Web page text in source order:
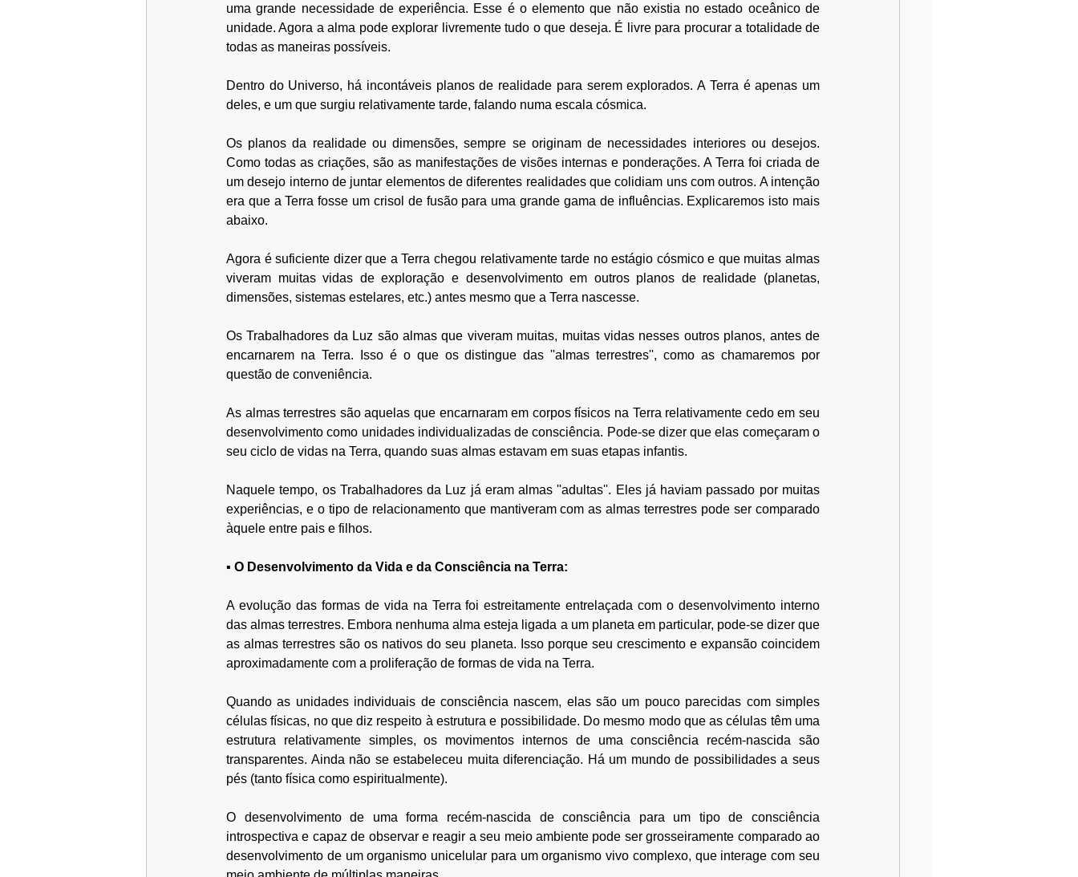
uma grande necessidade de experiência. Esse é o elemento que não existia no estado oceânico de
unidade. Agora a alma pode explorar livremente tudo o que deseja. É livre para procurar a totalidade de
todas as maneiras possíveis.
Dentro do Universo, há incontáveis planos de realidade para serem explorados. A Terra é apenas um
deles, e um que surgiu relativamente tarde, falando numa escala cósmica.
Os planos da realidade ou dimensões, sempre se originam de necessidades interiores ou desejos.
Como todas as criações, são as manifestações de visões internas e ponderações. A Terra foi criada de
um desejo interno de juntar elementos de diferentes realidades que colidiam uns com outros. A intenção
era que a Terra fosse um crisol de fusão para uma grande gama de influências. Explicaremos isto mais
abaixo.
Agora é suficiente dizer que a Terra chegou relativamente tarde no estágio cósmico e que muitas almas
viveram muitas vidas de exploração e desenvolvimento em outros planos de realidade (planetas,
dimensões, sistemas estelares, etc.) antes mesmo que a Terra nascesse.
Os Trabalhadores da Luz são almas que viveram muitas, muitas vidas nesses outros planos, antes de
encarnarem na Terra. Isso é o que os distingue das ''almas terrestres'', como as chamaremos por
questão de conveniência.
As almas terrestres são aquelas que encarnaram em corpos físicos na Terra relativamente cedo em seu
desenvolvimento como unidades individualizadas de consciência. Pode-se dizer que elas começaram o
seu ciclo de vidas na Terra, quando suas almas estavam em suas etapas infantis.
Naquele tempo, os Trabalhadores da Luz já eram almas ''adultas''. Eles já haviam passado por muitas
experiências, e o tipo de relacionamento que mantiveram com as almas terrestres pode ser comparado
àquele entre pais e filhos.
▪ O Desenvolvimento da Vida e da Consciência na Terra:
A evolução das formas de vida na Terra foi estreitamente entrelaçada com o desenvolvimento interno
das almas terrestres. Embora nenhuma alma esteja ligada a um planeta em particular, pode-se dizer que
as almas terrestres são os nativos do seu planeta. Isso porque seu crescimento e expansão coincidem
aproximadamente com a proliferação de formas de vida na Terra.
Quando as unidades individuais de consciência nascem, elas são um pouco parecidas com simples
células físicas, no que diz respeito à estrutura e possibilidade. Do mesmo modo que as células têm uma
estrutura relativamente simples, os movimentos internos de uma consciência recém-nascida são
transparentes. Ainda não se estabeleceu muita diferenciação. Há um mundo de possibilidades a seus
pés (tanto física como espiritualmente).
O desenvolvimento de uma forma recém-nascida de consciência para um tipo de consciência
introspectiva e capaz de observar e reagir a seu meio ambiente pode ser grosseiramente comparado ao
desenvolvimento de um organismo unicelular para um organismo vivo complexo, que interage com seu